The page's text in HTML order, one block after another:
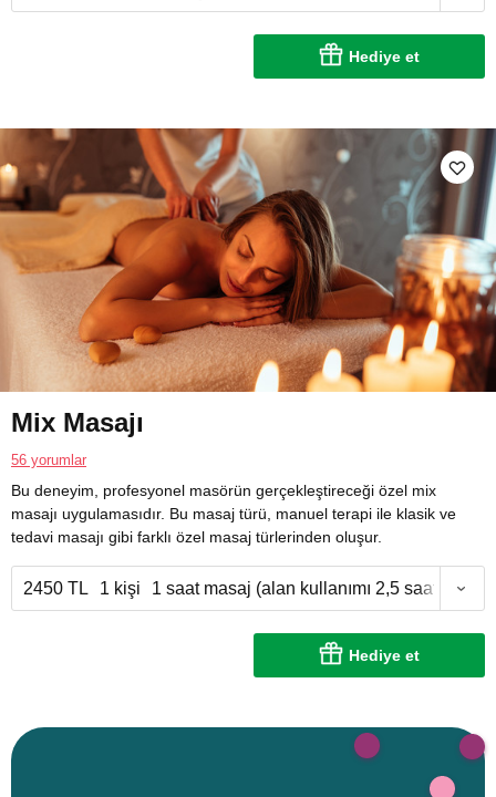
Hediye et
Mix Masajı
56 yorumlar
Bu deneyim, profesyonel masörün gerçekleştireceği özel mix
masajı uygulamasıdır. Bu masaj türü, manuel terapi ile klasik ve
tedavi masajı gibi farklı özel masaj türlerinden oluşur.
2450 TL 1 kişi 1 saat masaj (alan kullanımı 2,5 saat)
Hediye et